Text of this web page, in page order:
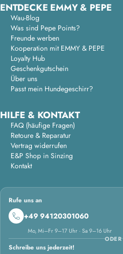
ENTDECKE EMMY & PEPE
Wau-Blog
Was sind Pepe Points?
Freunde werben
Kooperation mit EMMY & PEPE
Loyalty Hub
Geschenkgutschein
Über uns
Passt mein Hundegeschirr?
HILFE & KONTAKT
FAQ (häufige Fragen)
Retoure & Reparatur
Vertrag widerrufen
E&P Shop in Sinzing
Kontakt
Rufe uns an
+49 94120301060
Mo, Mi–Fr 9–17 Uhr · Sa 9–16 Uhr
ODER
Schreibe uns jederzeit!